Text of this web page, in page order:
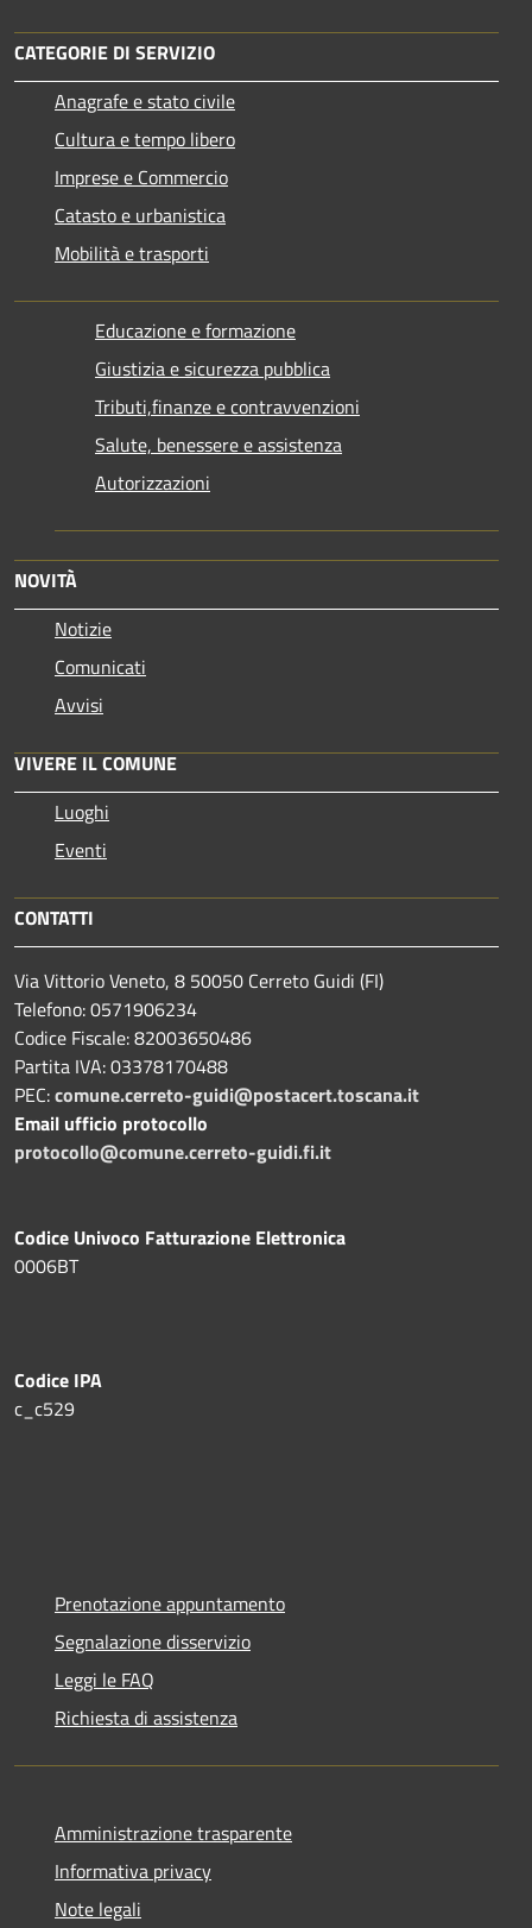
CATEGORIE DI SERVIZIO
Anagrafe e stato civile
Cultura e tempo libero
Imprese e Commercio
Catasto e urbanistica
Mobilità e trasporti
Educazione e formazione
Giustizia e sicurezza pubblica
Tributi,finanze e contravvenzioni
Salute, benessere e assistenza
Autorizzazioni
NOVITÀ
Notizie
Comunicati
Avvisi
VIVERE IL COMUNE
Luoghi
Eventi
CONTATTI
Via Vittorio Veneto, 8 50050 Cerreto Guidi (FI)
Telefono: 0571906234
Codice Fiscale: 82003650486
Partita IVA: 03378170488
PEC:comune.cerreto-guidi@postacert.toscana.it
Email ufficio protocollo
protocollo@comune.cerreto-guidi.fi.it
Codice Univoco Fatturazione Elettronica
0006BT
Codice IPA
c_c529
Prenotazione appuntamento
Segnalazione disservizio
Leggi le FAQ
Richiesta di assistenza
Amministrazione trasparente
Informativa privacy
Note legali